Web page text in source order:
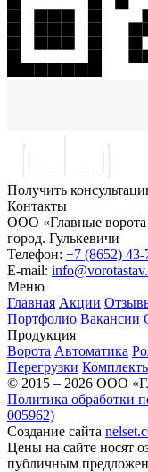
Получить
Контакты
ООО «Главные
город. Гулькевичи
Телефон: +7 (8652) 43-
E-mail:
Меню
Главная Акции
Портфолио Вакансии
Продукция
Ворота Автоматика
Перегрузки
© 2015 – 2026 ООО
Политика обработки
005962)
Создание сайта
Цены на сайте носят
публичным